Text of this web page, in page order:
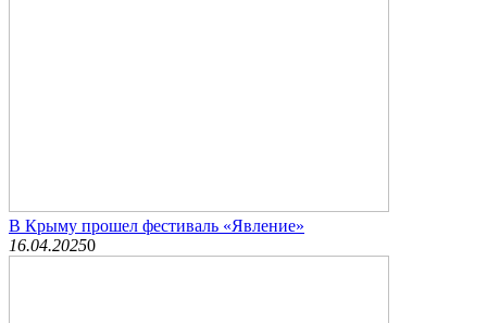
В Крыму прошел фестиваль «Явление»
16.04.20250